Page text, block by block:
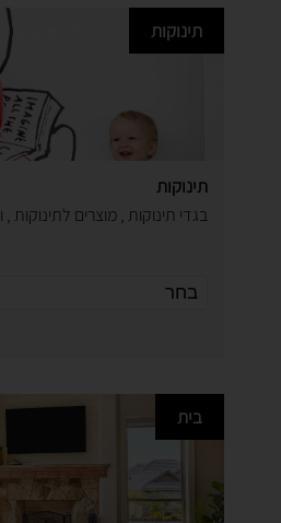
תינוקות
תינוקות
בגדי תינוקות , מוצרים לתינוקות ,
בית